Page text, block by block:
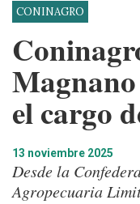
CONINAGRO
el cargo
13 noviembre 2025
Desde la
Agropecuaria